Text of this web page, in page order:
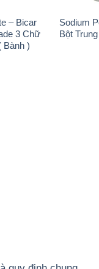
quy định chung